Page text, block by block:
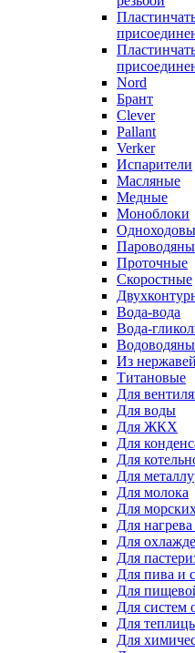
Nord
Брант
Clever
Pallant
Verker
Испарители
Масляные
Медные
Моноблоки
Проточные
Скоростные
Вода-вода
Вода-
Из
Титановые
Для
Для воды
Для ЖКХ
Для
Для
Для
Для молока
Для
Для
Для
Для
Для пива и
Для
Для систем
Для
Для